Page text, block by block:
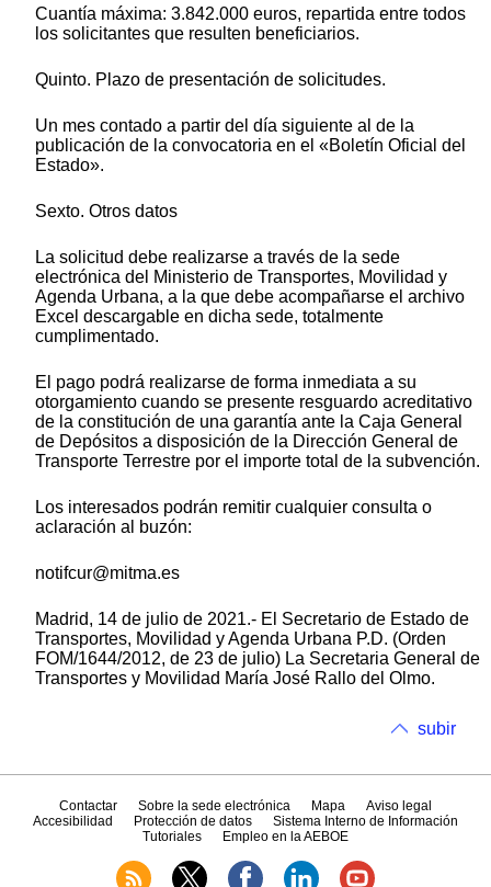
Cuantía máxima: 3.842.000 euros, repartida entre todos
los solicitantes que resulten beneficiarios.
Quinto. Plazo de presentación de solicitudes.
Un mes contado a partir del día siguiente al de la
publicación de la convocatoria en el «Boletín Oficial del
Estado».
Sexto. Otros datos
La solicitud debe realizarse a través de la sede
electrónica del Ministerio de Transportes, Movilidad y
Agenda Urbana, a la que debe acompañarse el archivo
Excel descargable en dicha sede, totalmente
cumplimentado.
El pago podrá realizarse de forma inmediata a su
otorgamiento cuando se presente resguardo acreditativo
de la constitución de una garantía ante la Caja General
de Depósitos a disposición de la Dirección General de
Transporte Terrestre por el importe total de la subvención.
Los interesados podrán remitir cualquier consulta o
aclaración al buzón:
notifcur@mitma.es
Madrid, 14 de julio de 2021.- El Secretario de Estado de
Transportes, Movilidad y Agenda Urbana P.D. (Orden
FOM/1644/2012, de 23 de julio) La Secretaria General de
Transportes y Movilidad María José Rallo del Olmo.
subir
Contactar Sobre la sede electrónica Mapa
Aviso legal
Accesibilidad
Protección de datos
Sistema Interno de Información
Tutoriales
Empleo en la AEBOE